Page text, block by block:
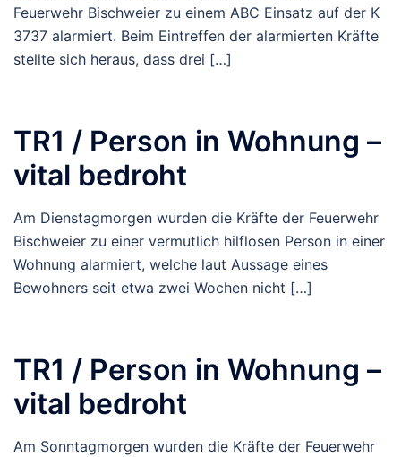
Feuerwehr Bischweier zu einem ABC Einsatz auf der K
3737 alarmiert. Beim Eintreffen der alarmierten Kräfte
stellte sich heraus, dass drei […]
TR1 / Person in Wohnung –
vital bedroht
Am Dienstagmorgen wurden die Kräfte der Feuerwehr
Bischweier zu einer vermutlich hilflosen Person in einer
Wohnung alarmiert, welche laut Aussage eines
Bewohners seit etwa zwei Wochen nicht […]
TR1 / Person in Wohnung –
vital bedroht
Am Sonntagmorgen wurden die Kräfte der Feuerwehr